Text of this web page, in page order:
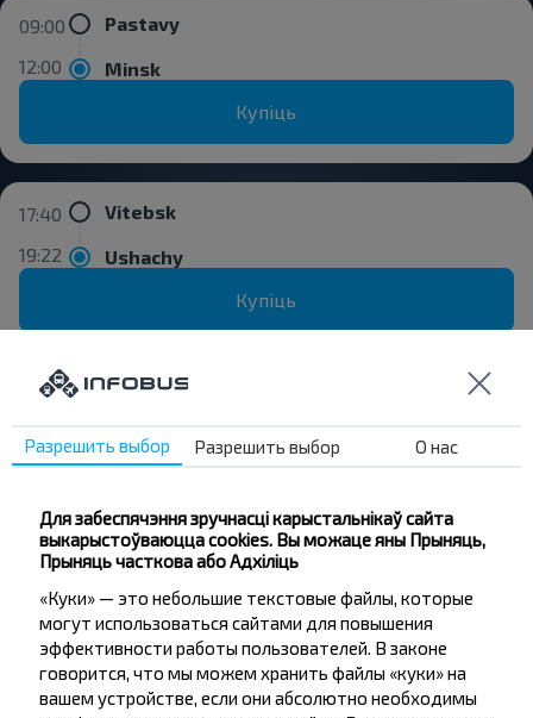
09:00
12:00
Pastavy
Minsk
Купіць
17:40
19:22
Vitebsk
Ushachy
Купіць
17:25
18:12
Minsk
Паказаць яшчэ
Разрешить выбор Разрешить выбор О нас
Для забеспячэння зручнасці карыстальнікаў сайта
выкарыстоўваюцца cookies. Вы можаце яны Прыняць,
Прыняць часткова або Адхіліць
«Куки» — это небольшие текстовые файлы, которые
могут использоваться сайтами для повышения
эффективности работы пользователей. В законе
говорится, что мы можем хранить файлы «куки» на
вашем устройстве, если они абсолютно необходимы